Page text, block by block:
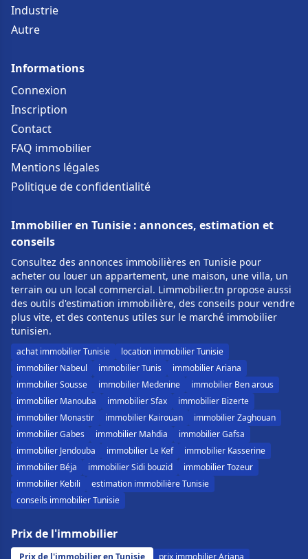
Industrie
Autre
Informations
Connexion
Inscription
Contact
FAQ immobilier
Mentions légales
Politique de confidentialité
Immobilier en Tunisie : annonces, estimation et
conseils
Consultez des annonces immobilières en Tunisie pour
acheter ou louer un appartement, une maison, une villa, un
terrain ou un local commercial. Limmobilier.tn propose aussi
des outils d'estimation immobilière, des conseils pour vendre
plus vite, et des contenus utiles sur le marché immobilier
tunisien.
achat immobilier Tunisie
location immobilier Tunisie
immobilier Nabeul
immobilier Tunis
immobilier Ariana
immobilier Sousse
immobilier Medenine
immobilier Ben arous
immobilier Manouba
immobilier Sfax
immobilier Bizerte
immobilier Monastir
immobilier Kairouan
immobilier Zaghouan
immobilier Gabes
immobilier Mahdia
immobilier Gafsa
immobilier Jendouba
immobilier Le Kef
immobilier Kasserine
immobilier Béja
immobilier Sidi bouzid
immobilier Tozeur
immobilier Kebili
estimation immobilière Tunisie
conseils immobilier Tunisie
Prix de l'immobilier